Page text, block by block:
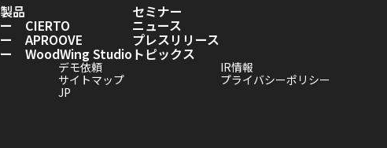
製品
ー CIERTO
ー APROOVE
ー WoodWing Studio
セミナー
ニュース
プレスリリース
トピックス
デモ依頼
サイトマップ
JP
IR情報
プライバシーポリシー